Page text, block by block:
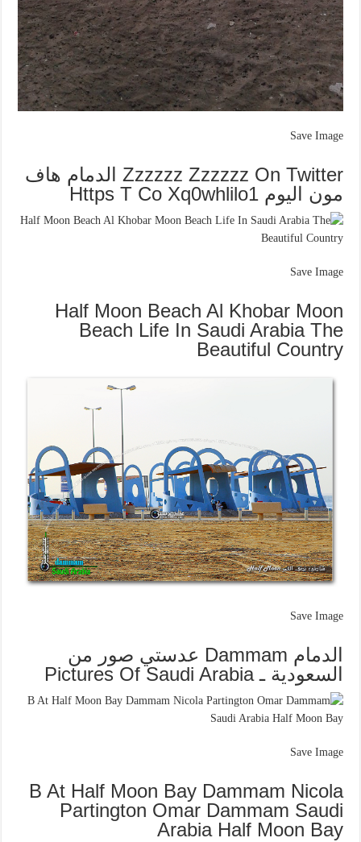
Save Image
Zzzzzz Zzzzzz On Twitter الدمام هاف
مون اليوم Https T Co Xq0whlilo1
Save Image
Half Moon Beach Al Khobar Moon
Beach Life In Saudi Arabia The
Beautiful Country
Save Image
الدمام Dammam عدستي صور من
السعودية ـ Pictures Of Saudi Arabia
Save Image
B At Half Moon Bay Dammam Nicola
Partington Omar Dammam Saudi
Arabia Half Moon Bay